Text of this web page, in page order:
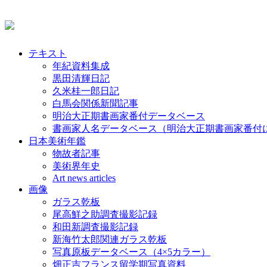
テキスト
年紀資料集成
黒田清輝日記
久米桂一郎日記
白馬会関係新聞記事
明治大正期書画家番付データベース
書画家人名データベース（明治大正期書画家番付
日本美術年鑑
物故者記事
美術界年史
Art news articles
画像
ガラス乾板
尾高鮮之助調査撮影記録
和田新調査撮影記録
新海竹太郎関連ガラス乾板
写真原板データベース（4×5カラー）
畑正吉フランス留学期写真資料